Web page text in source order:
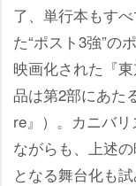
了、単行本もす
た“ポスト3強”の
映画化された『
品は第2部にあた
re』）。カニバ
ながらも、上述
となる舞台化も